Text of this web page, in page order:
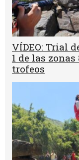
VÍDEO: Trial
1 de las zonas
trofeos